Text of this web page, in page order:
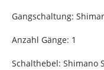
Gangschaltung:
Anzahl Gänge: 1
Schalthebel: Shimano